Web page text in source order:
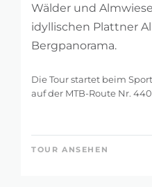
Wälder und
idyllischen Plattner
Bergpanorama.
Die Tour startet beim
auf der MTB-Route Nr. 440
TOUR ANSEHEN